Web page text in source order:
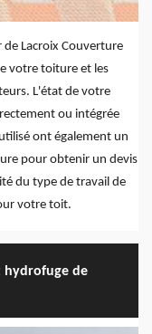
Lacroix Couverture
votre toiture et les
L'état de votre
ou intégrée
ont également un
pour obtenir un devis
du type de travail de
votre toit.
hydrofuge de